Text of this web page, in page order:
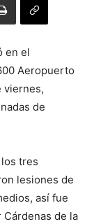
en el
Aeropuerto
viernes,
de
tres
lesiones de
así fue
de la